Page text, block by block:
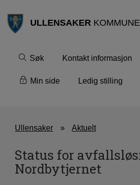
ULLENSAKERKOMMUNE
Søk Kontakt informasjon
Min side Ledig stilling
Ullensaker Aktuelt
Status for
Nordbytjernet